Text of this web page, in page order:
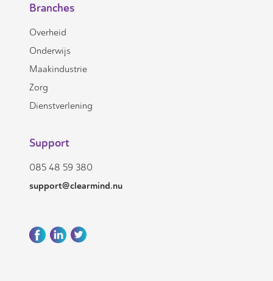
Branches
Overheid
Onderwijs
Maakindustrie
Zorg
Dienstverlening
Support
085 48 59 380
support@clearmind.nu